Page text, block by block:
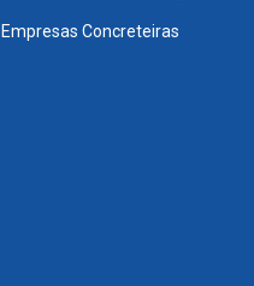
Empresas Concreteiras